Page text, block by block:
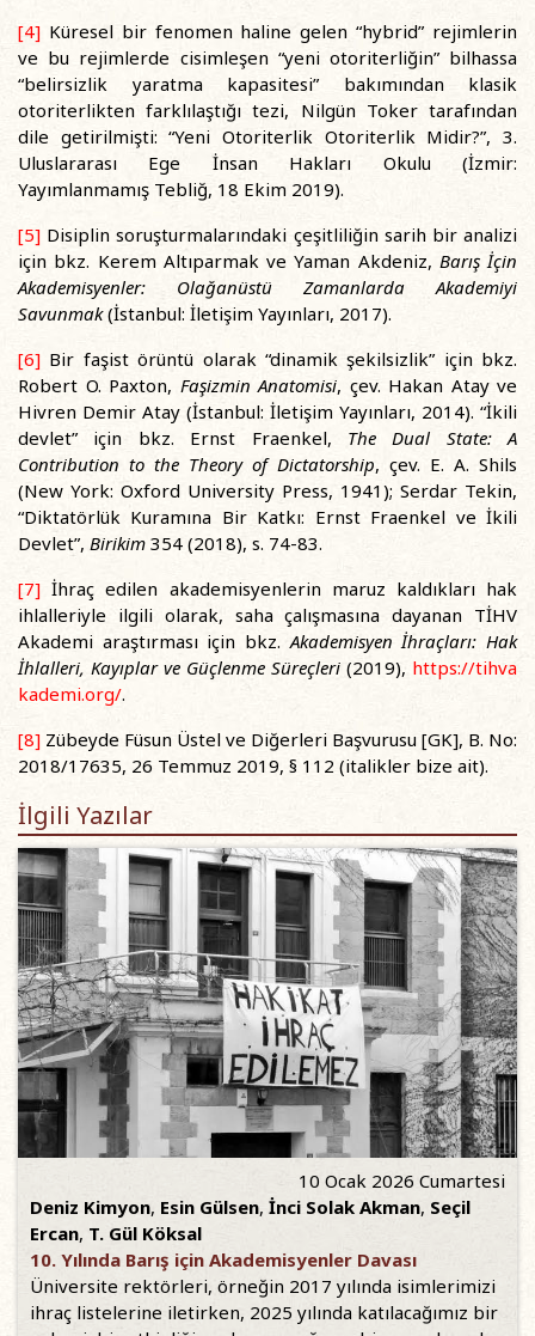
[4] Küresel bir fenomen haline gelen “hybrid” rejimlerin
ve bu rejimlerde cisimleşen “yeni otoriterliğin” bilhassa
“belirsizlik yaratma kapasitesi” bakımından klasik
otoriterlikten farklılaştığı tezi, Nilgün Toker tarafından
dile getirilmişti: “Yeni Otoriterlik Otoriterlik Midir?”, 3.
Uluslararası Ege İnsan Hakları Okulu (İzmir:
Yayımlanmamış Tebliğ, 18 Ekim 2019).
[5] Disiplin soruşturmalarındaki çeşitliliğin sarih bir analizi
için bkz. Kerem Altıparmak ve Yaman Akdeniz, Barış İçin
Akademisyenler: Olağanüstü Zamanlarda Akademiyi
Savunmak(İstanbul: İletişim Yayınları, 2017).
[6] Bir faşist örüntü olarak “dinamik şekilsizlik” için bkz.
Robert O. Paxton, Faşizmin Anatomisi, çev. Hakan Atay ve
Hivren Demir Atay (İstanbul: İletişim Yayınları, 2014). “İkili
devlet” için bkz. Ernst Fraenkel, The Dual State: A
Contribution to the Theory of Dictatorship, çev. E. A. Shils
(New York: Oxford University Press, 1941); Serdar Tekin,
“Diktatörlük Kuramına Bir Katkı: Ernst Fraenkel ve İkili
Devlet”, Birikim 354 (2018), s. 74-83.
[7] İhraç edilen akademisyenlerin maruz kaldıkları hak
ihlalleriyle ilgili olarak, saha çalışmasına dayanan TİHV
Akademi araştırması için bkz. Akademisyen İhraçları: Hak
İhlalleri, Kayıplar ve Güçlenme Süreçleri (2019), https://tihva
kademi.org/.
[8] Zübeyde Füsun Üstel ve Diğerleri Başvurusu [GK], B. No:
2018/17635, 26 Temmuz 2019, § 112 (italikler bize ait).
İlgili Yazılar
10 Ocak 2026 Cumartesi
Deniz Kimyon, Esin Gülsen, İnci Solak Akman, Seçil
Ercan, T. Gül Köksal
10. Yılında Barış için Akademisyenler Davası
Üniversite rektörleri, örneğin 2017 yılında isimlerimizi
ihraç listelerine iletirken, 2025 yılında katılacağımız bir